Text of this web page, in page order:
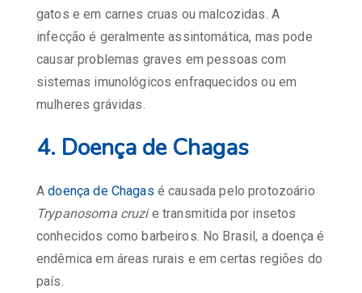
gatos e em carnes cruas ou malcozidas. A
infecção é geralmente assintomática, mas pode
causar problemas graves em pessoas com
sistemas imunológicos enfraquecidos ou em
mulheres grávidas.
4. Doença de Chagas
Adoença de Chagas é causada pelo protozoário
Trypanosoma cruzie transmitida por insetos
conhecidos como barbeiros. No Brasil, a doença é
endêmica em áreas rurais e em certas regiões do
país.